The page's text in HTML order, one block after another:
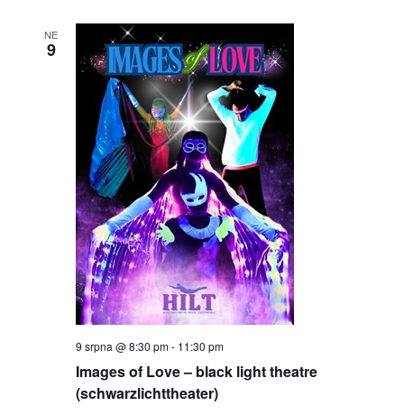
NE
9
9 srpna @ 8:30 pm- 11:30 pm
Images of Love – black light theatre
(schwarzlichttheater)